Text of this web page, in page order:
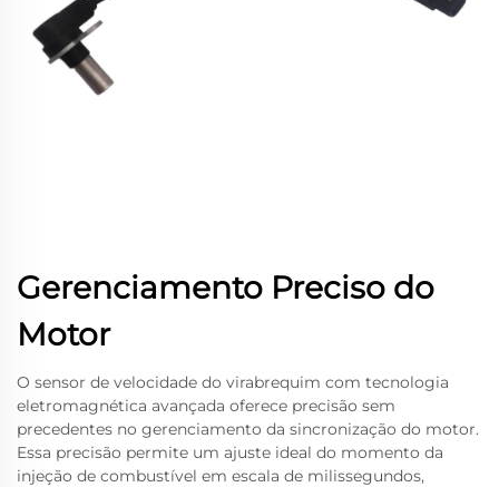
Gerenciamento Preciso do
Motor
O sensor de velocidade do virabrequim com tecnologia
eletromagnética avançada oferece precisão sem
precedentes no gerenciamento da sincronização do motor.
Essa precisão permite um ajuste ideal do momento da
injeção de combustível em escala de milissegundos,